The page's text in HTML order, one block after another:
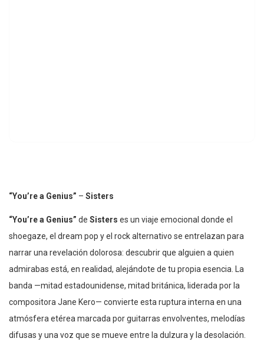
“You’re a Genius” – Sisters
“You’re a Genius” de Sisters es un viaje emocional donde el
shoegaze, el dream pop y el rock alternativo se entrelazan para
narrar una revelación dolorosa: descubrir que alguien a quien
admirabas está, en realidad, alejándote de tu propia esencia. La
banda —mitad estadounidense, mitad británica, liderada por la
compositora Jane Kero— convierte esta ruptura interna en una
atmósfera etérea marcada por guitarras envolventes, melodías
difusas y una voz que se mueve entre la dulzura y la desolación.